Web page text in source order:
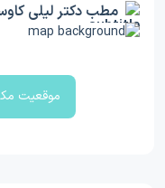
مطب دکتر لیلی
موقعیت